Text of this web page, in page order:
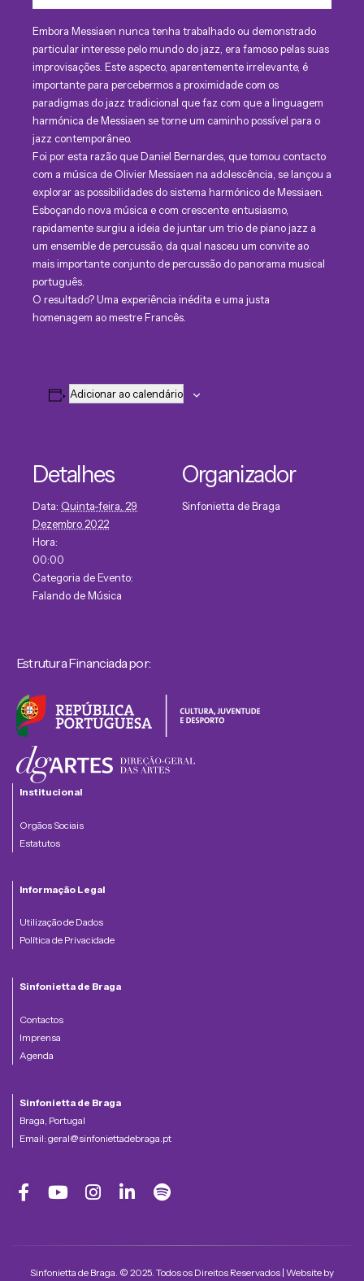
Embora Messiaen nunca tenha trabalhado ou demonstrado
particular interesse pelo mundo do jazz, era famoso pelas suas
improvisações. Este aspecto, aparentemente irrelevante, é
importante para percebermos a proximidade com os
paradigmas do jazz tradicional que faz com que a linguagem
harmónica de Messiaen se torne um caminho possível para o
jazz contemporâneo.
Foi por esta razão que Daniel Bernardes, que tomou contacto
com a música de Olivier Messiaen na adolescência, se lançou a
explorar as possibilidades do sistema harmónico de Messiaen.
Esboçando nova música e com crescente entusiasmo,
rapidamente surgiu a ideia de juntar um trio de piano jazz a
um ensemble de percussão, da qual nasceu um convite ao
mais importante conjunto de percussão do panorama musical
português.
O resultado? Uma experiência inédita e uma justa
homenagem ao mestre Francês.
Adicionar ao calendário
Detalhes
Data: Quinta-feira, 29
Dezembro 2022
Hora:
00:00
Categoria de Evento:
Falando de Música
Organizador
Sinfonietta de Braga
Estrutura Financiada por:
Institucional
Orgãos Sociais
Estatutos
Informação Legal
Utilização de Dados
Política de Privacidade
Sinfonietta de Braga
Contactos
Imprensa
Agenda
Sinfonietta de Braga
Braga, Portugal
Email: geral@sinfoniettadebraga.pt
Sinfonietta de Braga. © 2025. Todos os Direitos Reservados | Website by